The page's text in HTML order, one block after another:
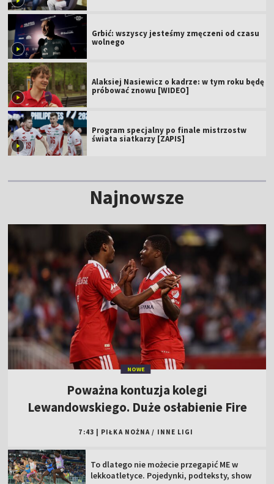
Grbić: wszyscy jesteśmy zmęczeni od czasu
wolnego
Alaksiej Nasiewicz o kadrze: w tym roku będę
próbować znowu [WIDEO]
Program specjalny po finale mistrzostw
świata siatkarzy [ZAPIS]
Najnowsze
NOWE
Poważna kontuzja kolegi
Lewandowskiego. Duże osłabienie Fire
7:43 PIŁKA NOŻNA / INNE LIGI
To dlatego nie możecie przegapić ME w
lekkoatletyce. Pojedynki, podteksty, show